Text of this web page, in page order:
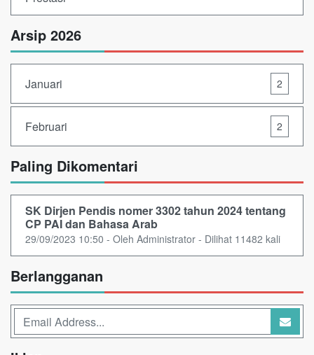
Arsip 2026
Januari 2
Februari 2
Paling Dikomentari
SK Dirjen Pendis nomer 3302 tahun 2024 tentang
CP PAI dan Bahasa Arab
29/09/2023 10:50 - Oleh Administrator - Dilihat 11482 kali
Berlangganan